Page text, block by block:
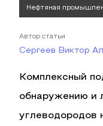
Нефтяная
Автор статьи
Сергеев Виктор
Комплексный
обнаружению и
углеводородов